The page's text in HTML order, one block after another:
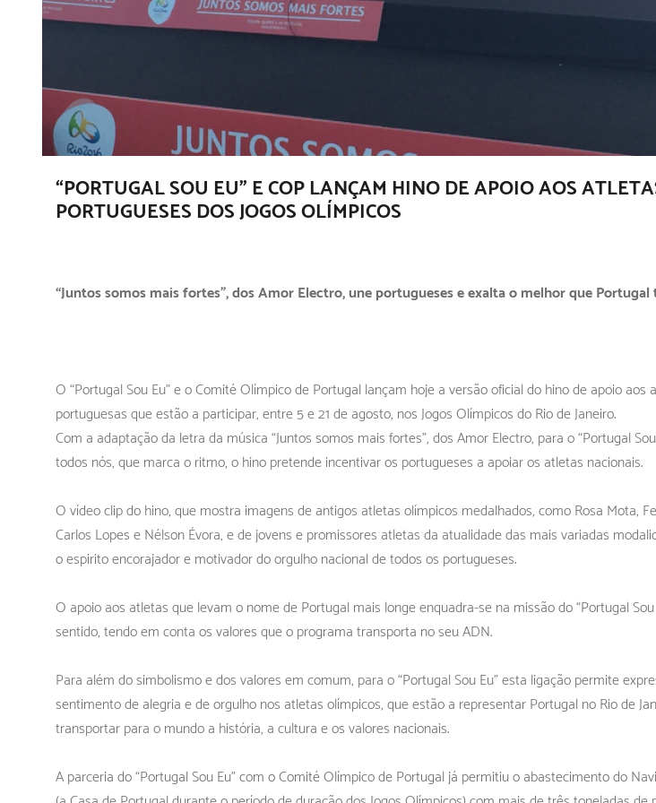
“PORTUGAL SOU EU” E COP LANÇAM HINO DE APOIO AOS
PORTUGUESES DOS JOGOS OLÍMPICOS
“Juntos somos mais fortes”, dos Amor Electro, une portugueses e exalta o melhor que Portugal
O “Portugal Sou Eu” e o Comité Olímpico de Portugal lançam hoje a versão oficial do hino de apoio aos
portuguesas que estão a participar, entre 5 e 21 de agosto, nos Jogos Olímpicos do Rio de Janeiro.
Com a adaptação da letra da música “Juntos somos mais fortes”, dos Amor Electro, para o “Portugal
todos nós, que marca o ritmo, o hino pretende incentivar os portugueses a apoiar os atletas nacionais.
O vídeo clip do hino, que mostra imagens de antigos atletas olímpicos medalhados, como Rosa Mota,
Carlos Lopes e Nélson Évora, e de jovens e promissores atletas da atualidade das mais variadas
o espirito encorajador e motivador do orgulho nacional de todos os portugueses.
O apoio aos atletas que levam o nome de Portugal mais longe enquadra-se na missão do “Portugal
sentido, tendo em conta os valores que o programa transporta no seu ADN.
Para além do simbolismo e dos valores em comum, para o “Portugal Sou Eu” esta ligação permite
sentimento de alegria e de orgulho nos atletas olímpicos, que estão a representar Portugal no Rio de
transportar para o mundo a história, a cultura e os valores nacionais.
A parceria do “Portugal Sou Eu” com o Comité Olímpico de Portugal já permitiu o abastecimento do